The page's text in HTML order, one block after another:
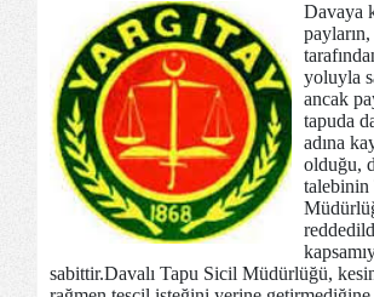
Davaya
payların,
yoluyla
ancak
tapuda
adına
olduğu,
talebinin
sabittir.Davalı Tapu Sicil Müdürlüğü,